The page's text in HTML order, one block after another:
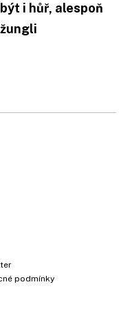
i hůř, alespoň
podmínky